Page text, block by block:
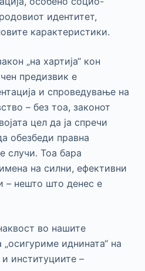
идентитет,
карактеристики.
„на хартија“ кон
предизвик е
и спроведување на
– без тоа, законот
цел да ја спречи
обезбеди правна
случи. Тоа бара
на силни, ефективни
– нешто што денес е
во нашите
иднината“ на
институциите –